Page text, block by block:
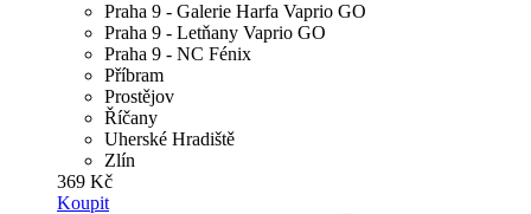
Praha 9 - Galerie Harfa Vaprio GO
Praha 9 - Letňany Vaprio GO
Praha 9 - NC Fénix
Příbram
Prostějov
Říčany
Uherské Hradiště
Zlín
369 Kč
Koupit